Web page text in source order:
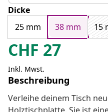
Dicke
25 mm
38 mm 15
CHF 27
Inkl. Mwst.
Beschreibung
Verleihe deinem Tisch